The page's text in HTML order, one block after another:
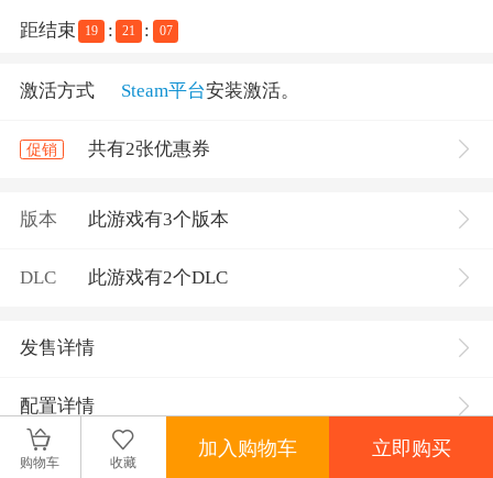
距结束 19 : 21 : 07
激活方式 Steam平台安装激活。
促销 共有2张优惠券
版本 此游戏有3个版本
DLC 此游戏有2个DLC
发售详情
配置详情
购物车 收藏
加入购物车 立即购买